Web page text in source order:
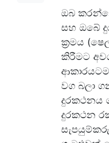
ඔබ
සහ ඔබේ
ක්‍රමය
කිරීමට
වග බලා
දුරකථනය
දුරකථන